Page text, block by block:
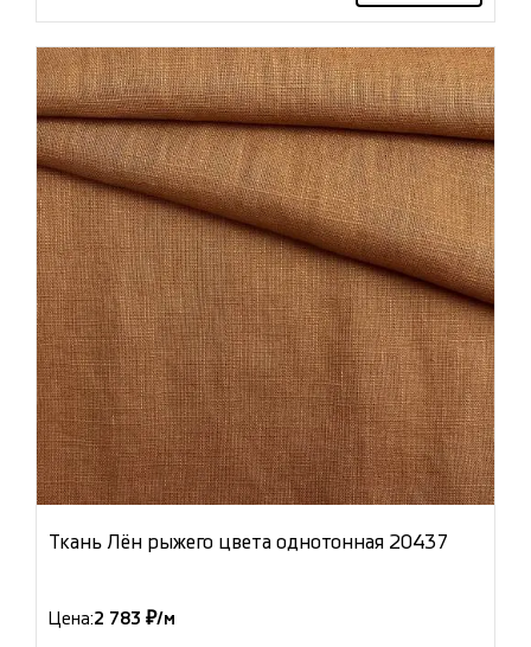
Ткань Лён рыжего цвета однотонная 20437
Цена:2 783 ₽/м